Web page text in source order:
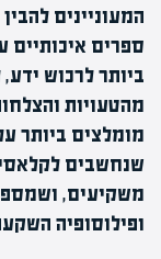
המעוניינים
ספרים איכותיים
ביותר לרכוש
מומלצים ביותר
שנחשבים
משקיעים,
ופילוסופיה